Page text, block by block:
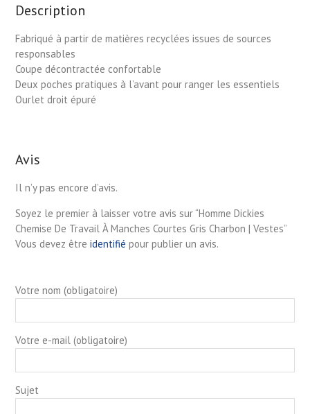
Description
Fabriqué à partir de matières recyclées issues de sources
responsables
Coupe décontractée confortable
Deux poches pratiques à l’avant pour ranger les essentiels
Ourlet droit épuré
Avis
Il n’y pas encore d’avis.
Soyez le premier à laisser votre avis sur “Homme Dickies
Chemise De Travail À Manches Courtes Gris Charbon | Vestes”
Vous devez être identifié pour publier un avis.
Votre nom (obligatoire)
Votre e-mail (obligatoire)
Sujet